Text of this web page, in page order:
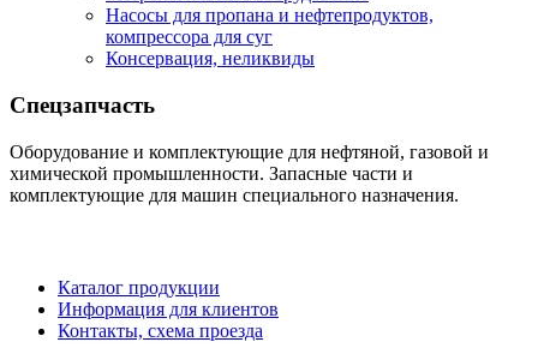
Насосы для пропана и нефтепродуктов,
компрессора для суг
Консервация, неликвиды
Спецзапчасть
Оборудование и комплектующие для нефтяной, газовой и
химической промышленности. Запасные части и
комплектующие для машин специального назначения.
Каталог продукции
Информация для клиентов
Контакты, схема проезда